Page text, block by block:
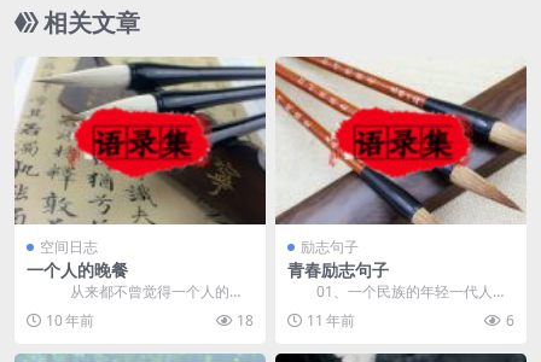
相关文章
空间日志
一个人的晚餐
从来都不曾觉得一个人的晚
餐是可怕的，现在总觉得少...
10 年前 18
励志句子
青春励志句子
01、一个民族的年轻一代人要
是没有青春，那就是这个民族的大
不幸。&mdash...
11 年前 6